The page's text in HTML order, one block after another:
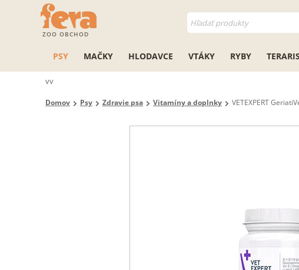
ZOO OBCHOD
PSY MAČKY HLODAVCE VTÁKY RYBY
vv
Domov Psy Zdravie psa Vitamíny a doplnky VETEXPERT